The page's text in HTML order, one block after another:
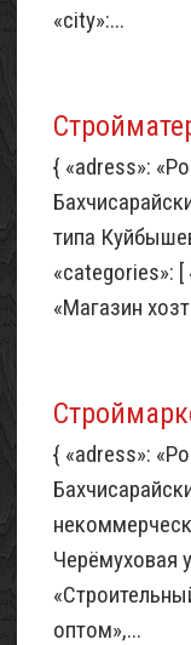
«city»:...
{ «adress»:
типа
«categories»: [
«Магазин
{ «adress»:
Черёмуховая
оптом»,...